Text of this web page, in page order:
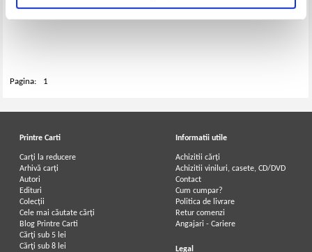
Pagina: 1
Printre Carti
Carți la reducere
Arhivă carți
Autori
Edituri
Colecții
Cele mai căutate cărți
Blog Printre Carti
Cărţi sub 5 lei
Cărţi sub 8 lei
Informatii utile
Achizitii cărți
Achizitii viniluri, casete, CD/DVD
Contact
Cum cumpar?
Politica de livrare
Retur comenzi
Angajari - Cariere
Legal